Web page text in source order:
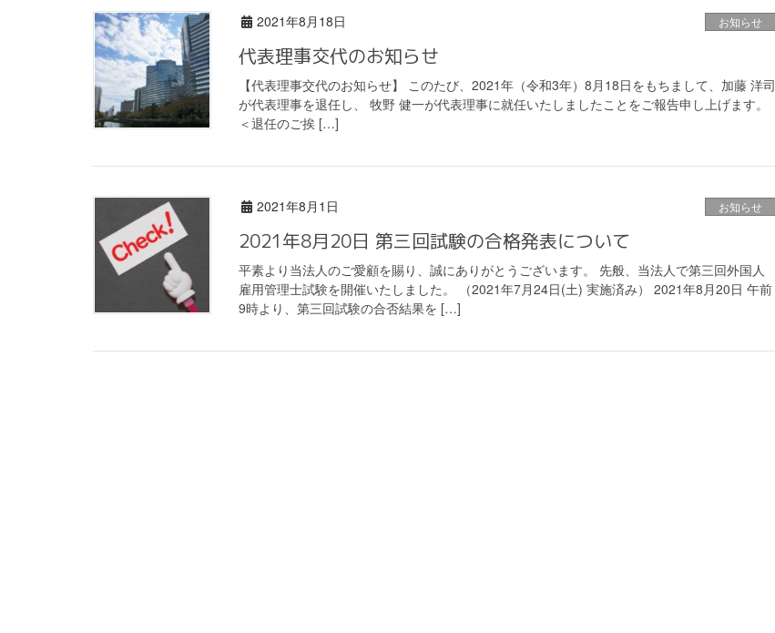
2021年8月18日 お知らせ
代表理事交代のお知らせ
【代表理事交代のお知らせ】 このたび、2021年（令和3年）8月18日をもちまして、加藤 洋司
が代表理事を退任し、 牧野 健一が代表理事に就任いたしましたことをご報告申し上げます。
＜退任のご挨 […]
2021年8月1日 お知らせ
2021年8月20日 第三回試験の合格発表について
平素より当法人のご愛顧を賜り、誠にありがとうございます。 先般、当法人で第三回外国人
雇用管理士試験を開催いたしました。 （2021年7月24日(土) 実施済み） 2021年8月20日 午前
9時より、第三回試験の合否結果を […]